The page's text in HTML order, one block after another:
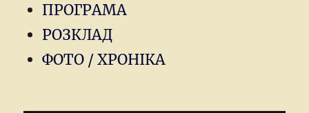
ПРОГРАМА
РОЗКЛАД
ФОТО / ХРОНІКА